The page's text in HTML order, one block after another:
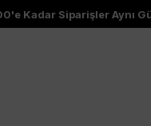
Kadar Siparişler Aynı